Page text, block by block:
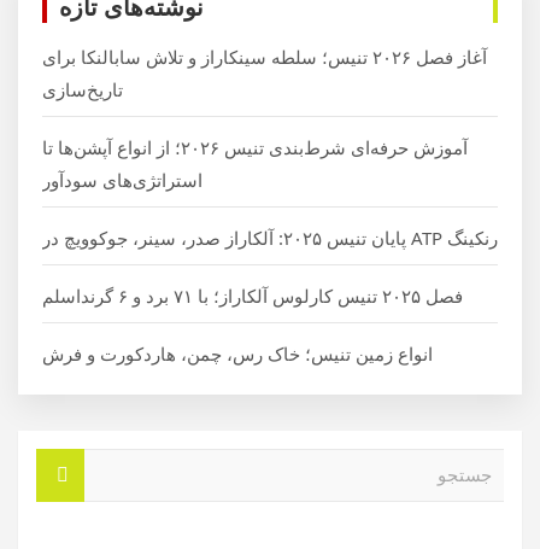
نوشته‌های تازه
آغاز فصل ۲۰۲۶ تنیس؛ سلطه سینکاراز و تلاش سابالنکا برای
تاریخ‌سازی
آموزش حرفه‌ای شرط‌بندی تنیس ۲۰۲۶؛ از انواع آپشن‌ها تا
استراتژی‌های سودآور
رنکینگ ATP پایان تنیس ۲۰۲۵: آلکاراز صدر، سینر، جوکوویچ در
فصل ۲۰۲۵ تنیس کارلوس آلکاراز؛ با ۷۱ برد و ۶ گرنداسلم
انواع زمین تنیس؛ خاک رس، چمن، هاردکورت و فرش